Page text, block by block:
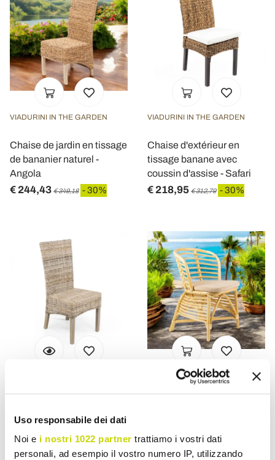
Uso responsabile dei dati
Noi e i nostri 1022 partner trattiamo i vostri dati
personali, ad esempio il vostro numero IP, utilizzando
VIADURINI IN THE GARDEN
Chaise de jardin en tissage
de bananier naturel -
Angola
€ 244,43 € 349,18 - 30%
VIADURINI IN THE GARDEN
Chaise d'extérieur en
tissage banane avec
coussin d'assise - Safari
€ 218,95 € 312,79 - 30%
naturelle par Kubù - Flavio
€ 159,74 € 228,20 - 30%
VIADURINI IN THE GARDEN
€ 250,62 € 358,03 - 30%